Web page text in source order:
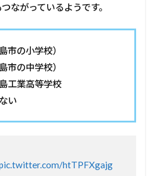
ながっているようです。
市の小学校）
市の中学校）
工業高等学校
い
htTPFXgajg